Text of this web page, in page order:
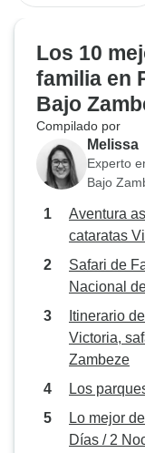
Los 10
familia en
Bajo
Compilado por
Melissa
Experto
Bajo
Aventura
cataratas
Safari de
Nacional
Itinerario
Victoria,
Zambeze
Los
Lo mejor
Días / 2